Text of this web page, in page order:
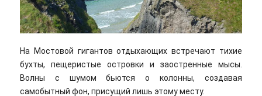
На Мостовой гигантов отдыхающих встречают тихие
бухты, пещеристые островки и заостренные мысы.
Волны с шумом бьются о колонны, создавая
самобытный фон, присущий лишь этому месту.